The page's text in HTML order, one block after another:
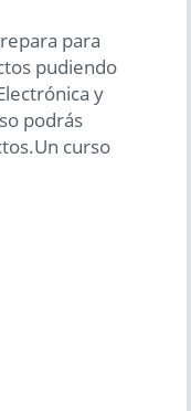
para
pudiendo
y
podrás
curso